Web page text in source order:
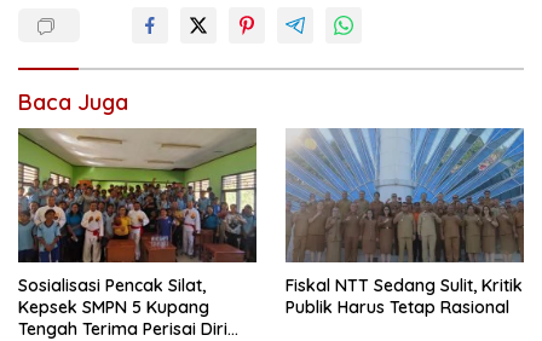
Baca Juga
Sosialisasi Pencak Silat,
Kepsek SMPN 5 Kupang
Tengah Terima Perisai Diri
Fiskal NTT Sedang Sulit, Kritik
Publik Harus Tetap Rasional